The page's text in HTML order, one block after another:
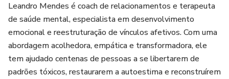
Leandro Mendes é coach de relacionamentos e terapeuta
de saúde mental, especialista em desenvolvimento
emocional e reestruturação de vínculos afetivos. Com uma
abordagem acolhedora, empática e transformadora, ele
tem ajudado centenas de pessoas a se libertarem de
padrões tóxicos, restaurarem a autoestima e reconstruírem